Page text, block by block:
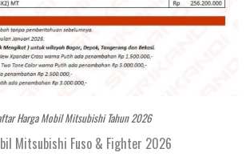
Harga Mobil Mitsubishi Tahun 2026